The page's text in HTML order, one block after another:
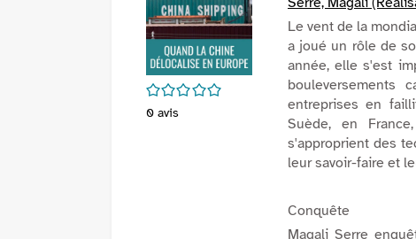
/5
0 avis
Le vent de la
a joué un rôle de
année, elle s'est
bouleversements
entreprises en
Suède, en
s'approprient des
leur savoir-faire et
Conquête
Magali Serre